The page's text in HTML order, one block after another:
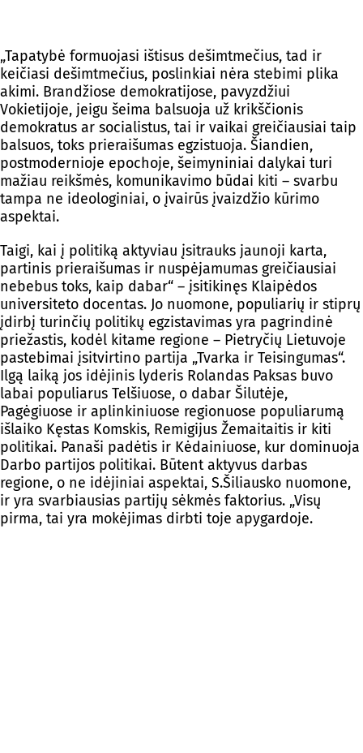
„Tapatybė formuojasi ištisus dešimtmečius, tad ir
keičiasi dešimtmečius, poslinkiai nėra stebimi plika
akimi. Brandžiose demokratijose, pavyzdžiui
Vokietijoje, jeigu šeima balsuoja už krikščionis
demokratus ar socialistus, tai ir vaikai greičiausiai taip
balsuos, toks prieraišumas egzistuoja. Šiandien,
postmodernioje epochoje, šeimyniniai dalykai turi
mažiau reikšmės, komunikavimo būdai kiti – svarbu
tampa ne ideologiniai, o įvairūs įvaizdžio kūrimo
aspektai.
Taigi, kai į politiką aktyviau įsitrauks jaunoji karta,
partinis prieraišumas ir nuspėjamumas greičiausiai
nebebus toks, kaip dabar“ – įsitikinęs Klaipėdos
universiteto docentas. Jo nuomone, populiarių ir stiprų
įdirbį turinčių politikų egzistavimas yra pagrindinė
priežastis, kodėl kitame regione – Pietryčių Lietuvoje
pastebimai įsitvirtino partija „Tvarka ir Teisingumas“.
Ilgą laiką jos idėjinis lyderis Rolandas Paksas buvo
labai populiarus Telšiuose, o dabar Šilutėje,
Pagėgiuose ir aplinkiniuose regionuose populiarumą
išlaiko Kęstas Komskis, Remigijus Žemaitaitis ir kiti
politikai. Panaši padėtis ir Kėdainiuose, kur dominuoja
Darbo partijos politikai. Būtent aktyvus darbas
regione, o ne idėjiniai aspektai, S.Šiliausko nuomone,
ir yra svarbiausias partijų sėkmės faktorius. „Visų
pirma, tai yra mokėjimas dirbti toje apygardoje.